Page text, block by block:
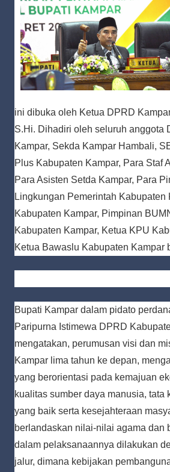
ini dibuka oleh Ketua DPRD
S.Hi. Dihadiri oleh seluruh anggota
Kampar, Sekda Kampar Hambali,
Plus Kabupaten Kampar, Para Staf
Para Asisten Setda Kampar, Para
Lingkungan Pemerintah Kabupaten
Kabupaten Kampar, Pimpinan
Kabupaten Kampar, Ketua KPU
Ketua Bawaslu Kabupaten Kampar
Bupati Kampar dalam pidato
Paripurna Istimewa DPRD
mengatakan, perumusan visi dan
Kampar lima tahun ke depan,
yang berorientasi pada kemajuan
kualitas sumber daya manusia, tata
yang baik serta kesejahteraan
berlandaskan nilai-nilai agama dan
dalam pelaksanaannya dilakukan
jalur, dimana kebijakan